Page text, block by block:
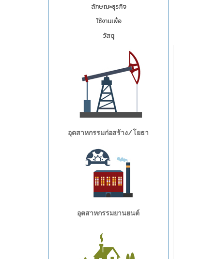
ลักษณะธุรกิจ
ใช้งานเพื่อ
วัสดุ
อุตสาหกรรมก่อสร้าง/โยธา
อุตสาหกรรมยานยนต์